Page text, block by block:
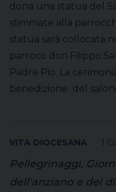
dona una statua del
stimmate alla
statua sarà collocata
parroco don Filippo
Padre Pio. La
benedizione del
1
VITA DIOCESANA
Pellegrinaggi,
dell'anziano e del